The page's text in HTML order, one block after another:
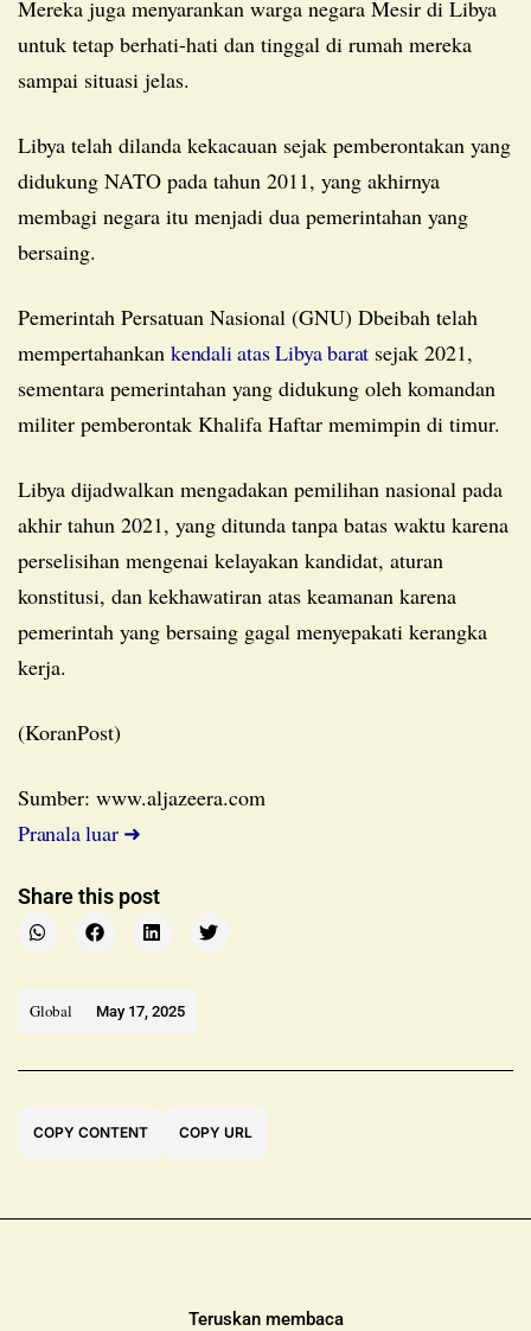
Mereka juga menyarankan warga negara Mesir di Libya
untuk tetap berhati-hati dan tinggal di rumah mereka
sampai situasi jelas.
Libya telah dilanda kekacauan sejak pemberontakan yang
didukung NATO pada tahun 2011, yang akhirnya
membagi negara itu menjadi dua pemerintahan yang
bersaing.
Pemerintah Persatuan Nasional (GNU) Dbeibah telah
mempertahankan kendali atas Libya barat sejak 2021,
sementara pemerintahan yang didukung oleh komandan
militer pemberontak Khalifa Haftar memimpin di timur.
Libya dijadwalkan mengadakan pemilihan nasional pada
akhir tahun 2021, yang ditunda tanpa batas waktu karena
perselisihan mengenai kelayakan kandidat, aturan
konstitusi, dan kekhawatiran atas keamanan karena
pemerintah yang bersaing gagal menyepakati kerangka
kerja.
(KoranPost)
Sumber: www.aljazeera.com
Pranala luar ➜
Share this post
Global May 17, 2025
COPY CONTENT COPY URL
Teruskan membaca